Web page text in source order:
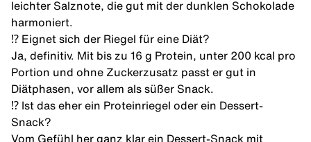
leichter Salznote, die gut mit der dunklen Schokolade
harmoniert.
⁉️ Eignet sich der Riegel für eine Diät?
Ja, definitiv. Mit bis zu 16 g Protein, unter 200 kcal pro
Portion und ohne Zuckerzusatz passt er gut in
Diätphasen, vor allem als süßer Snack.
⁉️ Ist das eher ein Proteinriegel oder ein Dessert-
Snack?
Vom Gefühl her ganz klar ein Dessert-Snack mit